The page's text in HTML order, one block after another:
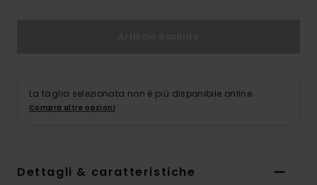
La taglia selezionata non è più disponibile online.
Compra altre opzioni
Dettagli & caratteristiche